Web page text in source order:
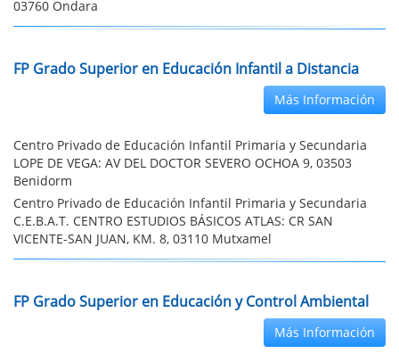
03760 Ondara
FP Grado Superior en Educación Infantil a Distancia
Más Información
Centro Privado de Educación Infantil Primaria y Secundaria
LOPE DE VEGA: AV DEL DOCTOR SEVERO OCHOA 9, 03503
Benidorm
Centro Privado de Educación Infantil Primaria y Secundaria
C.E.B.A.T. CENTRO ESTUDIOS BÁSICOS ATLAS: CR SAN
VICENTE-SAN JUAN, KM. 8, 03110 Mutxamel
FP Grado Superior en Educación y Control Ambiental
Más Información